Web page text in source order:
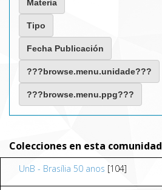
Colecciones en esta comunidad
UnB - Brasília 50 anos [104]